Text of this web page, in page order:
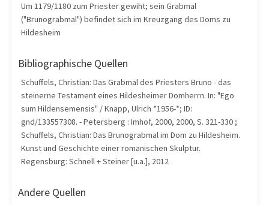
Um 1179/1180 zum Priester gewiht; sein Grabmal
("Brunograbmal") befindet sich im Kreuzgang des Doms zu
Hildesheim
Bibliographische Quellen
Schuffels, Christian: Das Grabmal des Priesters Bruno - das
steinerne Testament eines Hildesheimer Domherrn. In: "Ego
sum Hildensemensis" / Knapp, Ulrich *1956-*; ID:
gnd/133557308. - Petersberg : Imhof, 2000, 2000, S. 321-330 ;
Schuffels, Christian: Das Brunograbmal im Dom zu Hildesheim.
Kunst und Geschichte einer romanischen Skulptur.
Regensburg: Schnell + Steiner [u.a.], 2012
Andere Quellen